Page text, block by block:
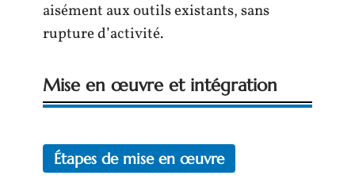
aisément aux outils existants, sans
rupture d’activité.
Mise en œuvre et intégration
Étapes de mise en œuvre